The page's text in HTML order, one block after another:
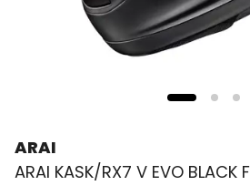
ARAI
ARAI KASK/RX7 V EVO BLACK